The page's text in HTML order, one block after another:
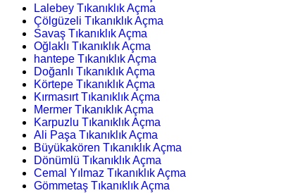
Lalebey Tıkanıklık Açma
Çölgüzeli Tıkanıklık Açma
Savaş Tıkanıklık Açma
Oğlaklı Tıkanıklık Açma
hantepe Tıkanıklık Açma
Doğanlı Tıkanıklık Açma
Körtepe Tıkanıklık Açma
Kırmasırt Tıkanıklık Açma
Mermer Tıkanıklık Açma
Karpuzlu Tıkanıklık Açma
Ali Paşa Tıkanıklık Açma
Büyükakören Tıkanıklık Açma
Dönümlü Tıkanıklık Açma
Cemal Yılmaz Tıkanıklık Açma
Gömmetaş Tıkanıklık Açma